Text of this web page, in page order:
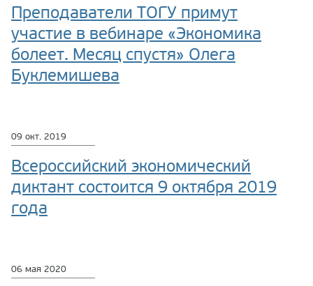
Преподаватели ТОГУ примут
участие в вебинаре «Экономика
болеет. Месяц спустя» Олега
Буклемишева
09 окт. 2019
Всероссийский экономический
диктант состоится 9 октября 2019
года
06 мая 2020